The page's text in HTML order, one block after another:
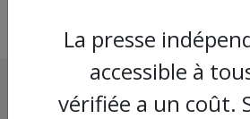
La presse
accessible à
vérifiée a un coût.